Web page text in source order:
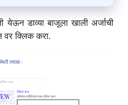
येऊन डाव्या बाजूला खाली अर्जाची
वर क्लिक करा.